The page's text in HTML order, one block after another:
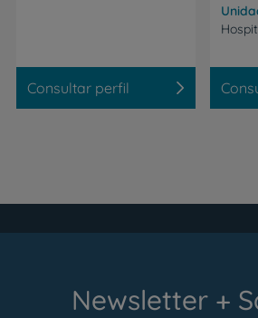
Consultar perfil
Newsletter +